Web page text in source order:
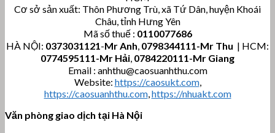
Cơ sở sản xuất: Thôn Phương Trù, xã Tứ Dân, huyện Khoái
Châu, tỉnh Hưng Yên
Mã số thuế : 0110077686
HÀ NỘI: 0373031121-Mr Anh, 0798344111-Mr Thu | HCM:
0774595111-Mr Hải, 0784220111-Mr Giang
Email : anhthu@caosuanhthu.com
Website: https://caosukt.com,
https://caosuanhthu.com,https://nhuakt.com
Văn phòng giao dịch tại Hà Nội